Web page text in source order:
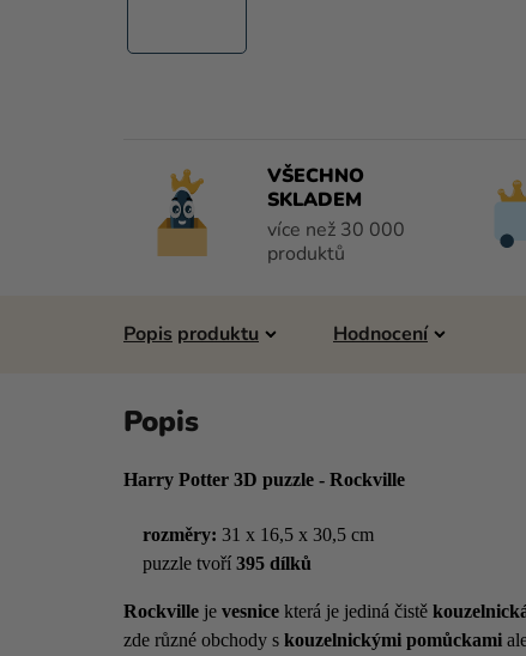
VŠECHNO
SKLADEM
více než 30 000
produktů
Popis Hodnocení
Harry Potter 3D puzzle - Rockville
rozměry: 31 x 16,5 x 30,5 cm
puzzle tvoří 395 dílků
Rockville je vesnice která je jediná čistě
zde různé obchody s kouzelnickými pomůckami